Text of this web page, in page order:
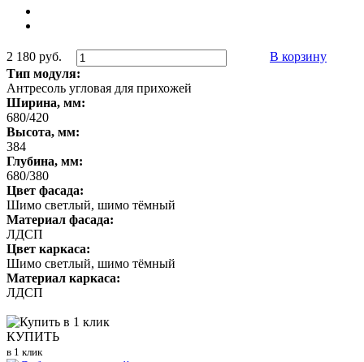
2 180 руб.
В корзину
Тип модуля:
Антресоль угловая для прихожей
Ширина, мм:
680/420
Высота, мм:
384
Глубина, мм:
680/380
Цвет фасада:
Шимо светлый, шимо тёмный
Материал фасада:
ЛДСП
Цвет каркаса:
Шимо светлый, шимо тёмный
Материал каркаса:
ЛДСП
КУПИТЬ
в 1 клик